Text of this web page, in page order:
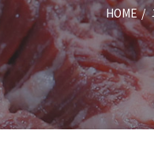
HOME